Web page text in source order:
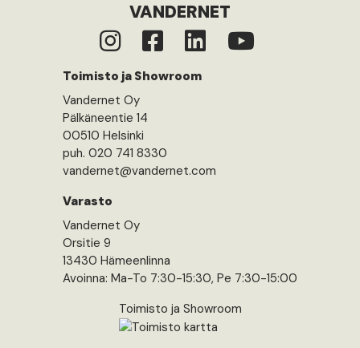
VANDERNET
Toimisto ja Showroom
Vandernet Oy
Pälkäneentie 14
00510 Helsinki
puh. 020 741 8330
vandernet@vandernet.com
Varasto
Vandernet Oy
Orsitie 9
13430 Hämeenlinna
Avoinna: Ma-To 7:30-15:30, Pe 7:30-15:00
Toimisto ja Showroom